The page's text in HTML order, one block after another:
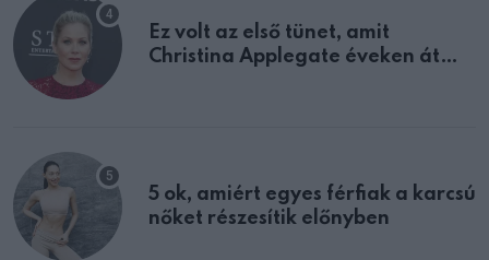
Ez volt az első tünet, amit
Christina Applegate éveken át
5 ok, amiért egyes férfiak a karcsú
nőket részesítik előnyben